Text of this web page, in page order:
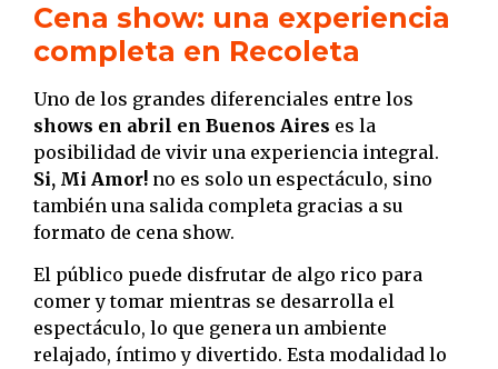
Cena show: una experiencia
completa en Recoleta
Uno de los grandes diferenciales entre los
shows en abril en Buenos Aires es la
posibilidad de vivir una experiencia integral.
Si, Mi Amor! no es solo un espectáculo, sino
también una salida completa gracias a su
formato de cena show.
El público puede disfrutar de algo rico para
comer y tomar mientras se desarrolla el
espectáculo, lo que genera un ambiente
relajado, íntimo y divertido. Esta modalidad lo